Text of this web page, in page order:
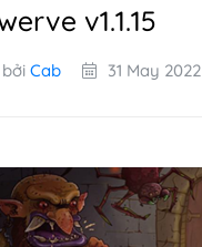
v1.1.15
bởi Cab 31 May 2022